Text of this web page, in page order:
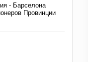
- Барселона
Провинции